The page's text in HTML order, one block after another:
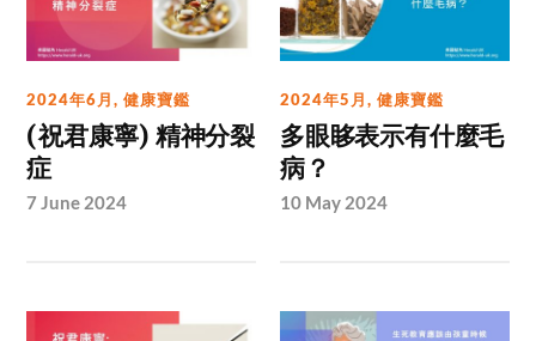
2024年6月,健康寶鑑
(祝君康寧) 精神分裂
症
7 June 2024
2024年5月,健康寶鑑
多眼眵表示有什麼毛
病？
10 May 2024